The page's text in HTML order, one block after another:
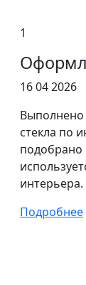
1
16 04 2026
Выполнено
стекла по
интерьера.
Подробнее